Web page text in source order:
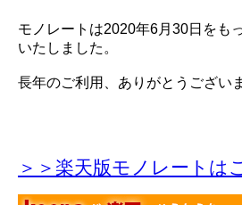
モノレートは2020年6月30日をも
いたしました。
長年のご利用、ありがとうござい
＞＞楽天版モノレートは